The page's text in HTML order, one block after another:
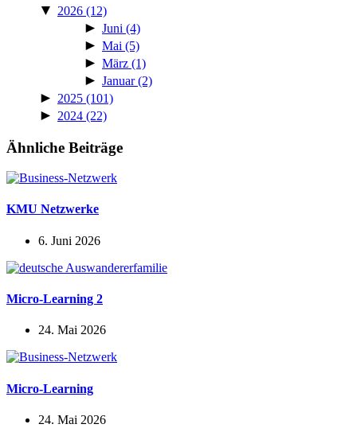
▼ 2026 (12)
► Juni (4)
► Mai (5)
► März (1)
► Januar(2)
► 2025 (101)
► 2024 (22)
Ähnliche Beiträge
KMU Netzwerke
6. Juni 2026
Micro-Learning 2
24. Mai 2026
Micro-Learning
24. Mai 2026